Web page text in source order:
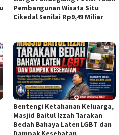
Pembangunan Wisata Situ
Cikedal Senilai Rp9,49 Miliar
Bentengi Ketahanan Keluarga,
Masjid Baitul Izzah Tarakan
Bedah Bahaya Laten LGBT dan
Dampak Kesehatan